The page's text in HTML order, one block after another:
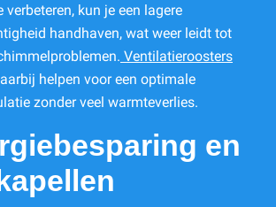
verbeteren, kun je een lagere
handhaven, wat weer leidt tot
Ventilatieroosters
helpen voor een optimale
zonder veel warmteverlies.
en